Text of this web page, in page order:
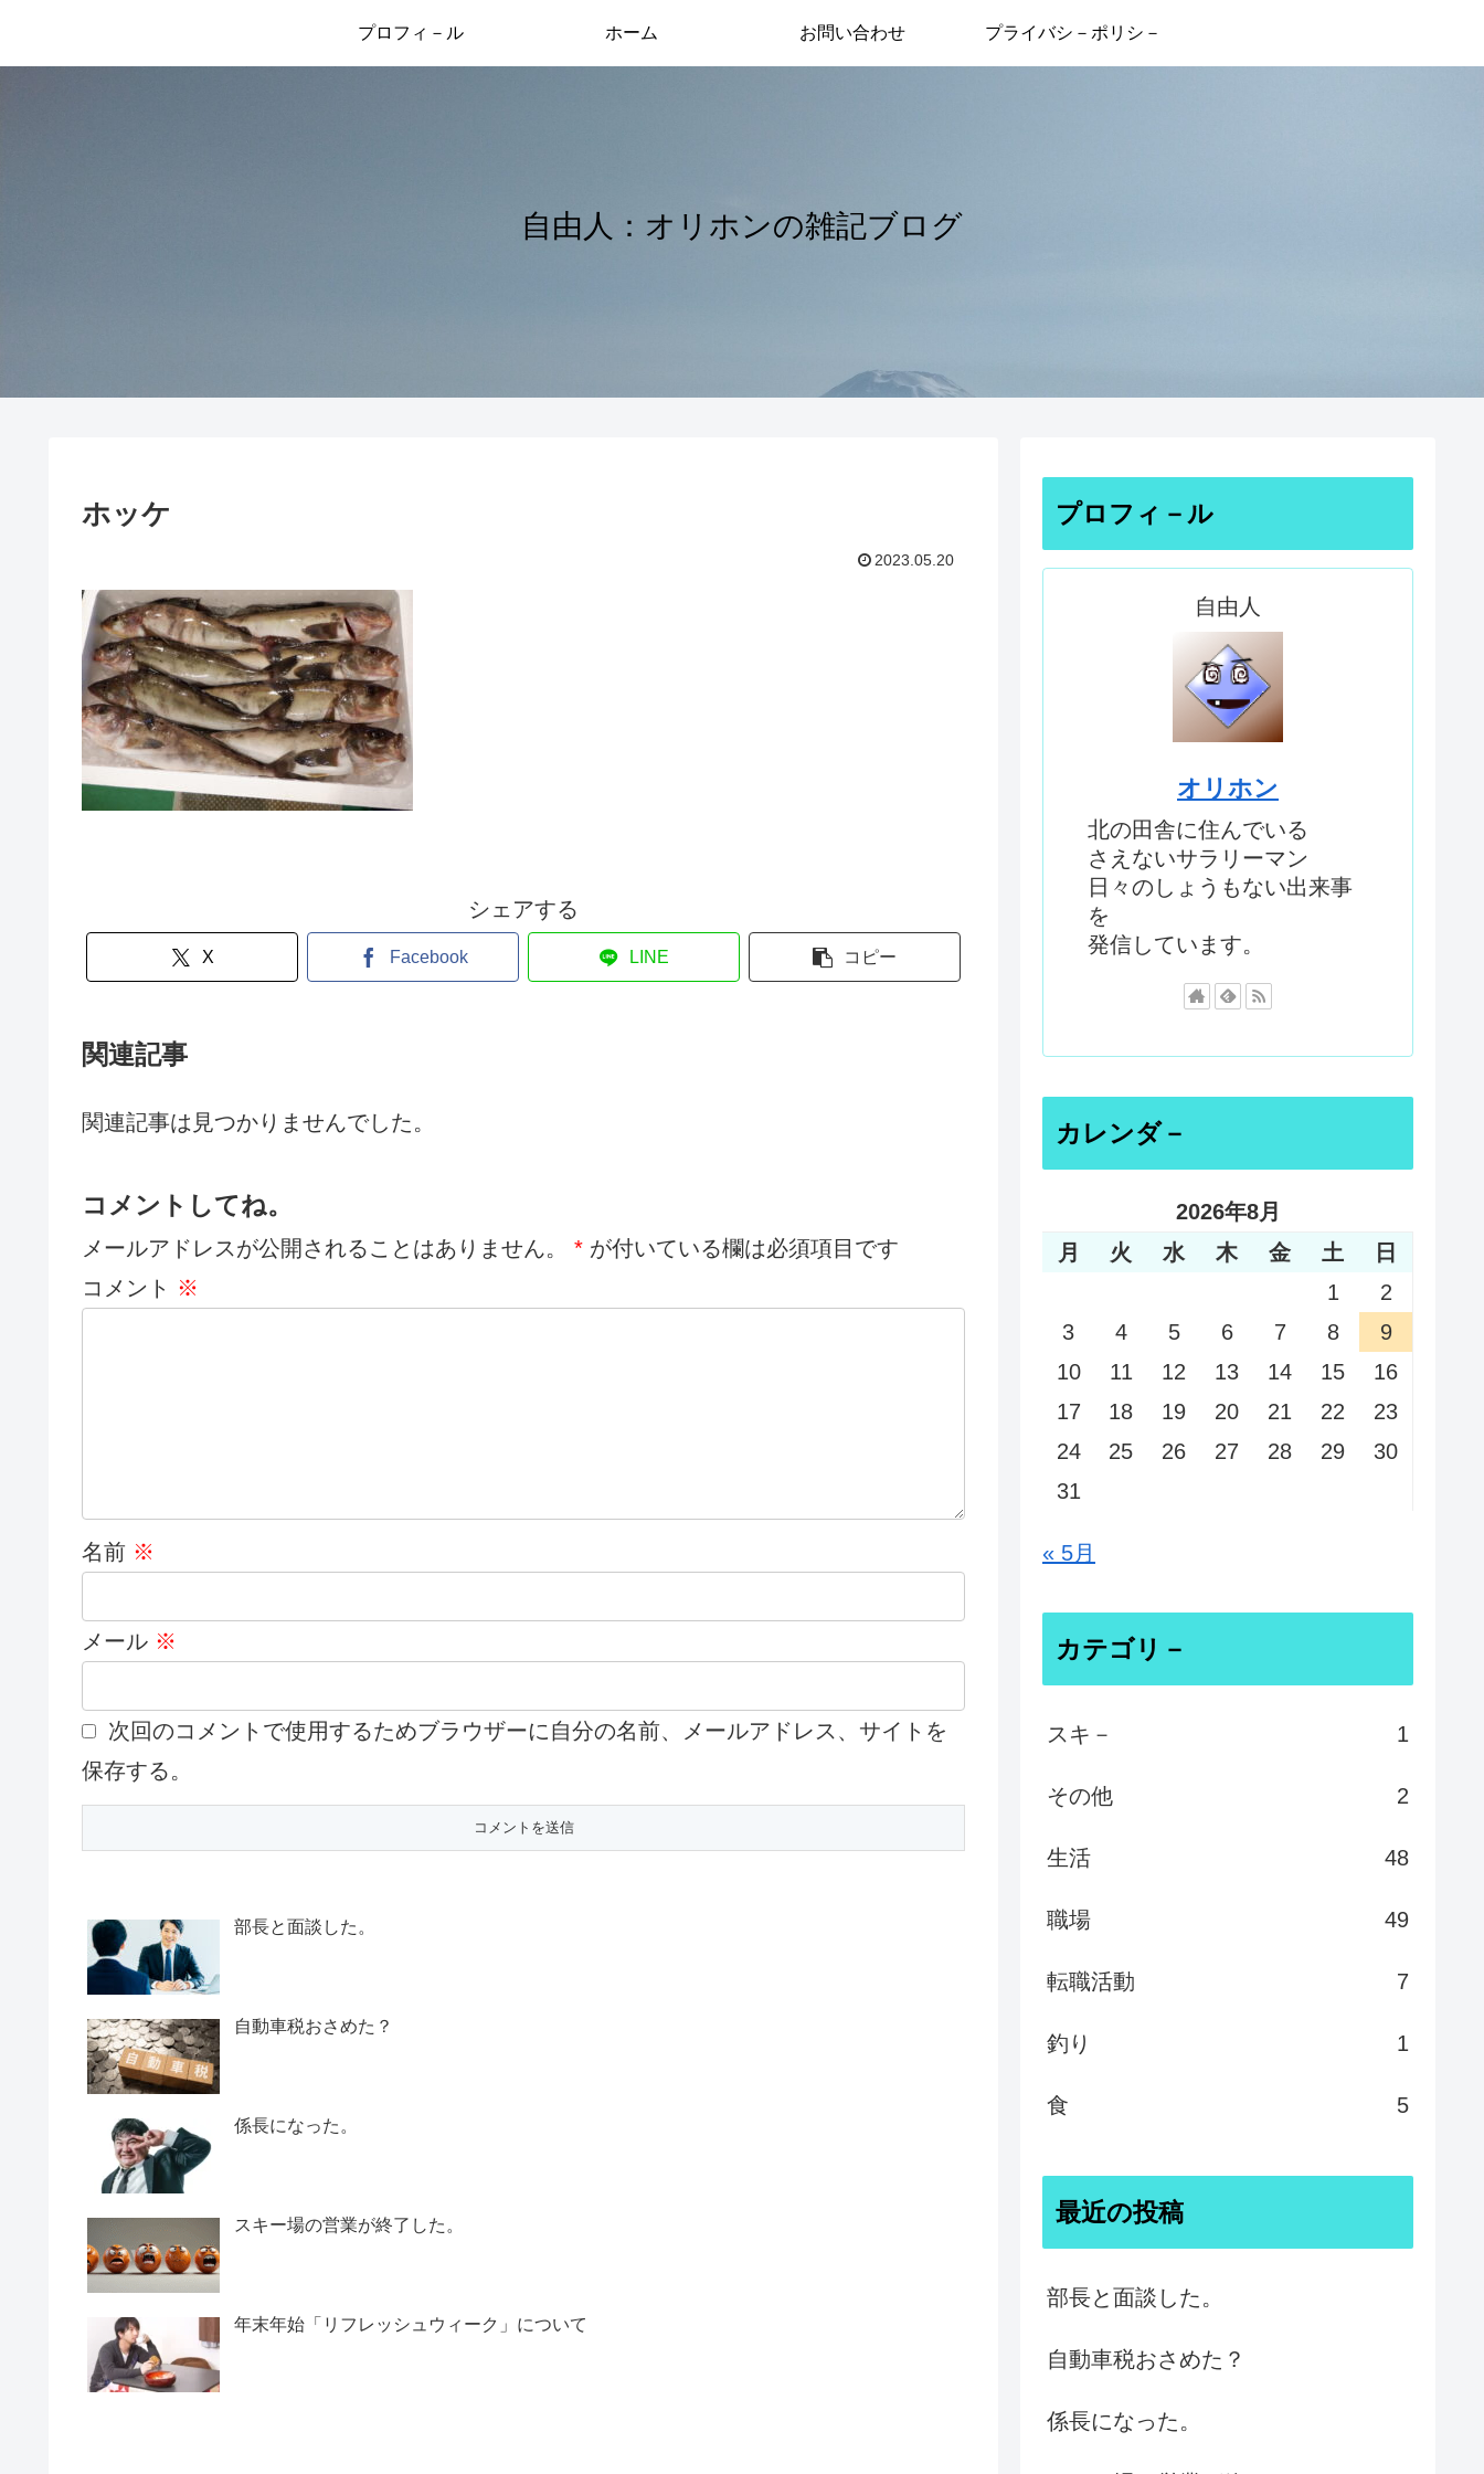
自由人：オリホンの雑記ブログ
プロフィ－ル ホーム お問い合わせ プライバシ－ポリシ－
ホッケ
2023.05.20
シェアする
X Facebook LINE コピー
関連記事
関連記事は見つかりませんでした。
コメントしてね。
メールアドレスが公開されることはありません。 * が付いている欄は必須項目です
コメント ※
名前 ※
メール ※
次回のコメントで使用するためブラウザーに自分の名前、メールアドレス、サイトを
保存する。
部長と面談した。
自動車税おさめた？
係長になった。
スキー場の営業が終了した。
年末年始「リフレッシュウィーク」について
プロフィ－ル
自由人
オリホン
北の田舎に住んでいる
さえないサラリーマン
日々のしょうもない出来事
を
発信しています。
カレンダ－
2026年8月
月
火 水 木 金 土
日
1
2
3
4 5 6 7 8
9
10
11 12 13 14 15
16
17
18 19 20 21 22
23
24
25 26 27 28 29
30
31
« 5月
カテゴリ－
スキ－ 1
その他 2
生活 48
職場 49
転職活動 7
釣り 1
食 5
最近の投稿
部長と面談した。
自動車税おさめた？
係長になった。